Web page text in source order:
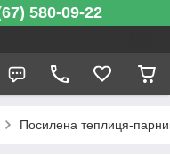
580-09-22
Посилена теплиця-